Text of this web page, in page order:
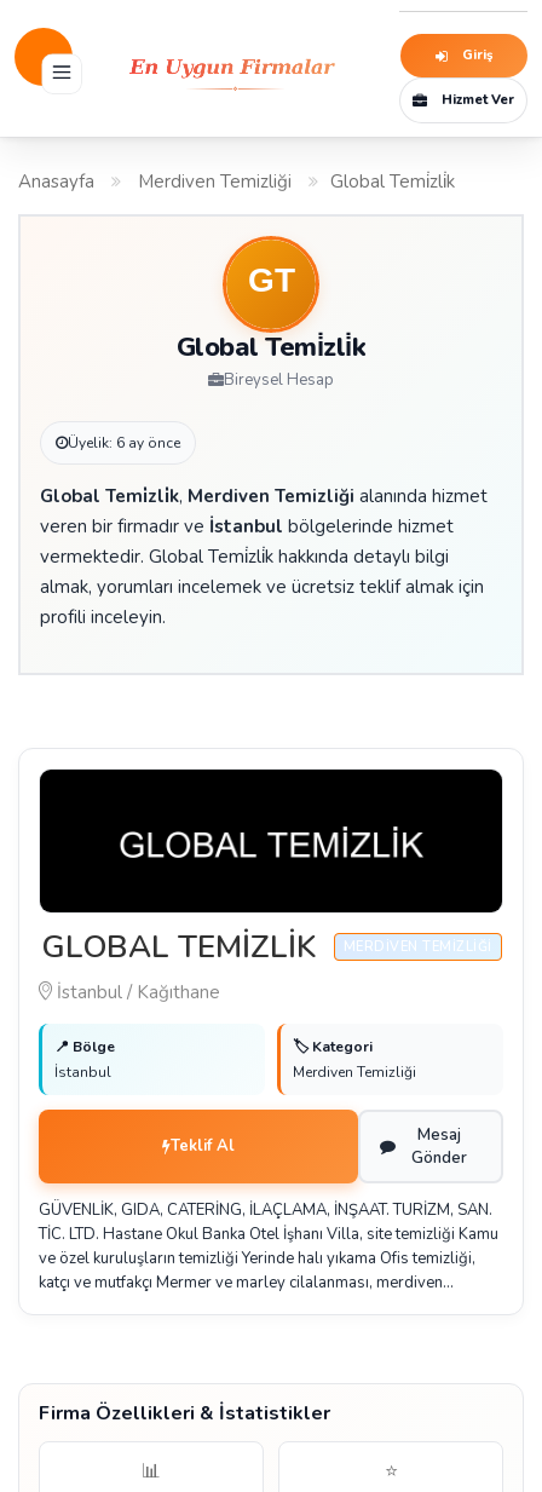
Giriş
Hizmet Ver
Anasayfa Merdiven Temizliği Global Temi̇zli̇k
Global Temi̇zli̇k
Bireysel Hesap
Üyelik: 6 ay önce
Global Temi̇zli̇k, Merdiven Temizliği alanında hizmet
veren bir firmadır ve İstanbul bölgelerinde hizmet
vermektedir. Global Temi̇zli̇k hakkında detaylı bilgi
almak, yorumları incelemek ve ücretsiz teklif almak için
profili inceleyin.
GLOBAL TEMİZLİK MERDIVEN TEMIZLIĞI
İstanbul / Kağıthane
📍 Bölge
İstanbul
🏷️ Kategori
Merdiven Temizliği
Teklif Al
Mesaj
Gönder
GÜVENLİK, GIDA, CATERİNG, İLAÇLAMA, İNŞAAT. TURİZM, SAN.
TİC. LTD. Hastane Okul Banka Otel İşhanı Villa, site temizliği Kamu
ve özel kuruluşların temizliği Yerinde halı yıkama Ofis temizliği,
katçı ve mutfakçı Mermer ve marley cilalanması, merdiven…
Firma Özellikleri & İstatistikler
📊 ⭐